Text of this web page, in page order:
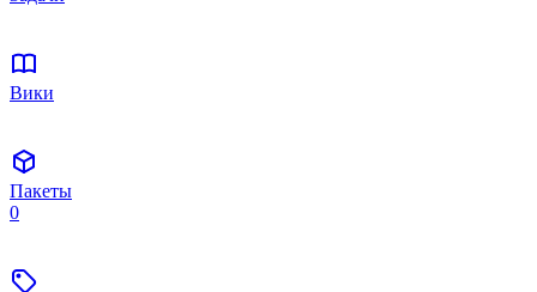
Вики
Пакеты
0